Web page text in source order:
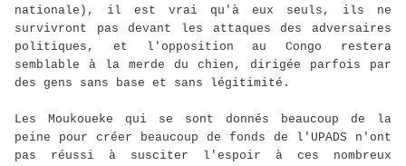
nationale), il est vrai qu'à eux seuls, ils ne
survivront pas devant les attaques des adversaires
politiques, et l'opposition au Congo restera
semblable à la merde du chien, dirigée parfois par
des gens sans base et sans légitimité.
Les Moukoueke qui se sont donnés beaucoup de la
peine pour créer beaucoup de fonds de l'UPADS n'ont
pas réussi à susciter l'espoir à ces nombreux